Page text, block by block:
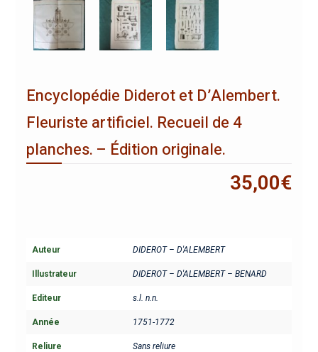
Encyclopédie Diderot et D’Alembert.
Fleuriste artificiel. Recueil de 4
planches. – Édition originale.
35,00€
Auteur DIDEROT – D'ALEMBERT
Illustrateur DIDEROT – D'ALEMBERT – BENARD
Editeur s.l. n.n.
Année 1751-1772
Reliure Sans reliure